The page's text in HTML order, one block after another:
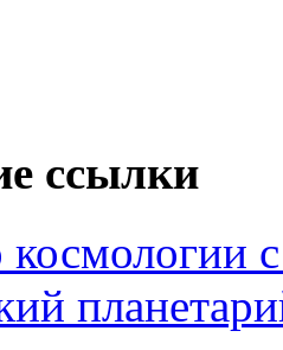
ссылки
космологии